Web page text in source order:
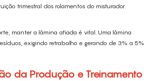
trimestral dos rolamentos do misturador.
manter a lâmina afiada é vital. Uma lâmina
exigindo retrabalho e gerando de 3% a 5%
da Produção e Treinamento